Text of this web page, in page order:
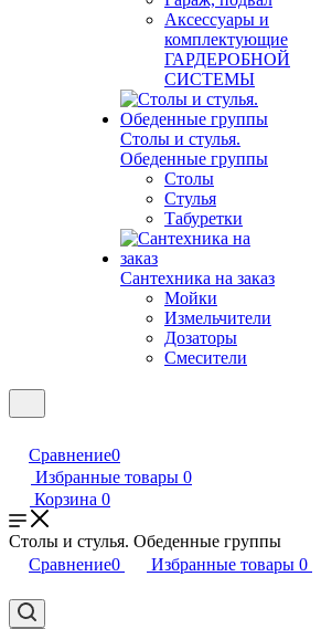
Аксессуары и
комплектующие
ГАРДЕРОБНОЙ
СИСТЕМЫ
Столы и стулья.
Обеденные группы
Столы
Стулья
Табуретки
Сантехника на заказ
Мойки
Измельчители
Дозаторы
Смесители
Сравнение0
Избранные товары 0
Корзина 0
Столы и стулья. Обеденные группы
Сравнение0 Избранные товары 0